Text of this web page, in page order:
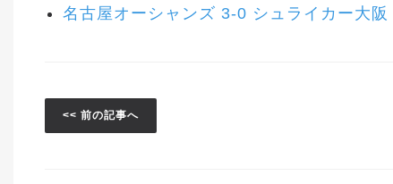
名古屋オーシャンズ 3-0 シュライカー大阪
<< 前の記事へ